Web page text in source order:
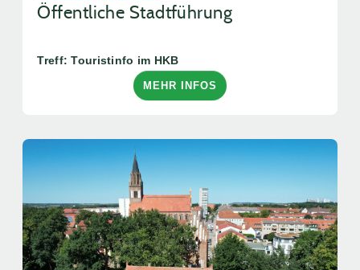
Öffentliche Stadtführung
Treff: Touristinfo im HKB
MEHR INFOS